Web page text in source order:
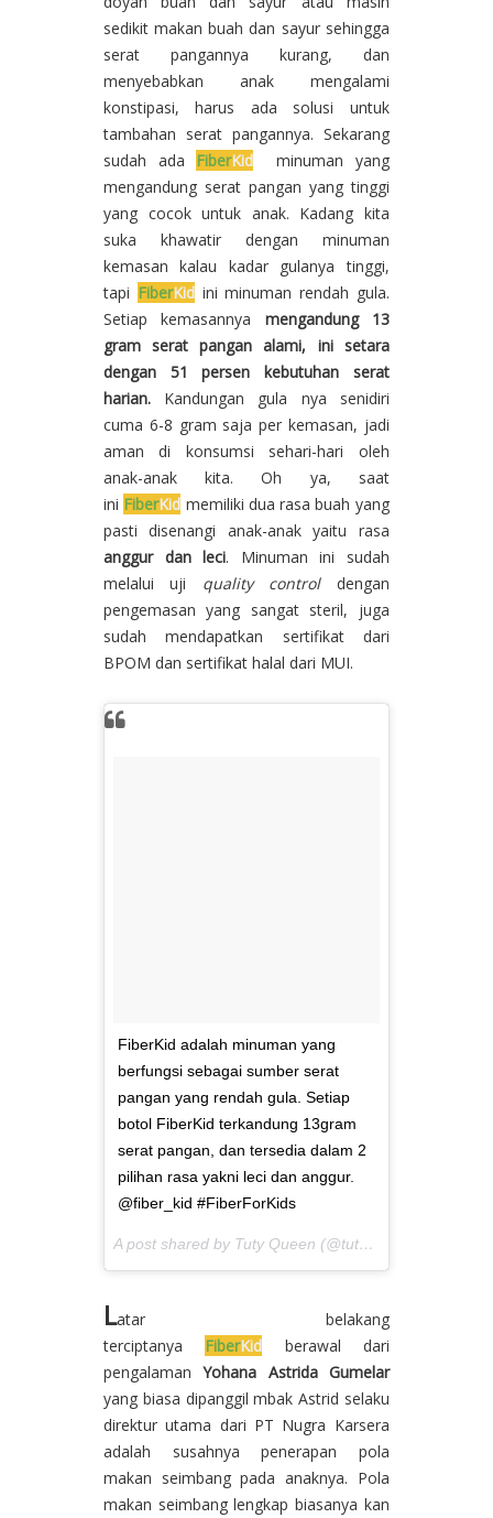
sedikit makan buah dan sayur sehingga
serat pangannya kurang, dan
menyebabkan anak mengalami
konstipasi, harus ada solusi untuk
tambahan serat pangannya. Sekarang
sudah ada FiberKid minuman yang
mengandung serat pangan yang tinggi
yang cocok untuk anak. Kadang kita
suka khawatir dengan minuman
kemasan kalau kadar gulanya tinggi,
tapi FiberKidini minuman rendah gula.
Setiap kemasannya mengandung 13
gram serat pangan alami, ini setara
dengan 51 persen kebutuhan serat
harian. Kandungan gula nya senidiri
cuma 6-8 gram saja per kemasan, jadi
aman di konsumsi sehari-hari oleh
anak-anak kita. Oh ya, saat
ini FiberKid memiliki dua rasa buah yang
pasti disenangi anak-anak yaitu rasa
anggur dan leci. Minuman ini sudah
melalui uji quality controldengan
pengemasan yang sangat steril, juga
sudah mendapatkan sertifikat dari
BPOM dan sertifikat halal dari MUI.
FiberKid adalah minuman yang
berfungsi sebagai sumber serat
pangan yang rendah gula. Setiap
botol FiberKid terkandung 13gram
serat pangan, dan tersedia dalam 2
pilihan rasa yakni leci dan anggur.
@fiber_kid #FiberForKids
A post shared by Tuty Queen (@tutyqueen) on
Latar belakang
terciptanya FiberKid berawal dari
pengalamanYohana Astrida Gumelar
yang biasa dipanggil mbak Astrid selaku
direktur utama dari PT Nugra Karsera
adalah susahnya penerapan pola
makan seimbang pada anaknya. Pola
makan seimbang lengkap biasanya kan